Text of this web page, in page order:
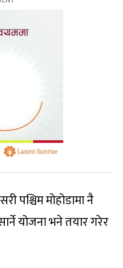
पश्चिम मोहोडामा नै
योजना भने तयार गरेर